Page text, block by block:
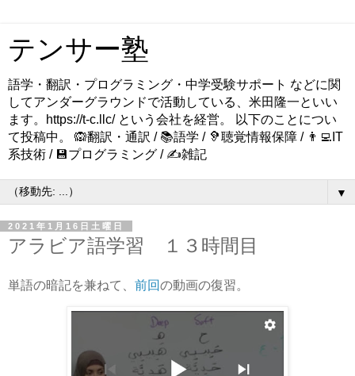
テンサー塾
語学・翻訳・プログラミング・中学受験サポート などに関
してアンダーグラウンドで活動している、米田隆一といい
ます。https://t-c.llc/ という会社を経営。 以下のことについ
て投稿中。 🙉翻訳・通訳 / 📚語学 / 🦻聴覚情報保障 / 👨‍💻IT
系技術 / 💾プログラミング / ✍️雑記
▼
2021年1月16日土曜日
アラビア語学習 １３時間目
単語の暗記を兼ねて、 前回の動画の復習。